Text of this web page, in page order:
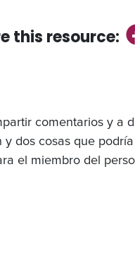
this resource:
comentarios y a
dos cosas que
el miembro del